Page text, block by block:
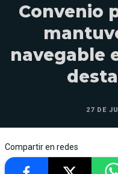
Convenio
navegable
27 DE
Compartir en redes